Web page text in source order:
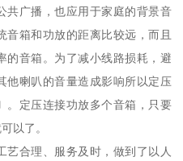
共广播，也应用于家庭的背景音
音箱和功放的距离比较远，而且
的音箱。为了减小线路损耗，避
他喇叭的音量造成影响所以定压
。定压连接功放多个音箱，只要
以了。
艺合理、服务及时，做到了以人